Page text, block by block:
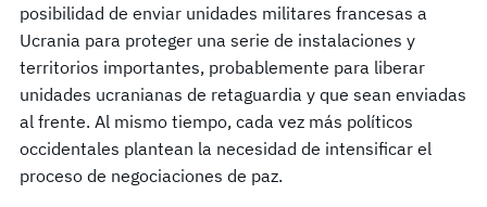
posibilidad de enviar unidades militares francesas a
Ucrania para proteger una serie de instalaciones y
territorios importantes, probablemente para liberar
unidades ucranianas de retaguardia y que sean enviadas
al frente. Al mismo tiempo, cada vez más políticos
occidentales plantean la necesidad de intensificar el
proceso de negociaciones de paz.